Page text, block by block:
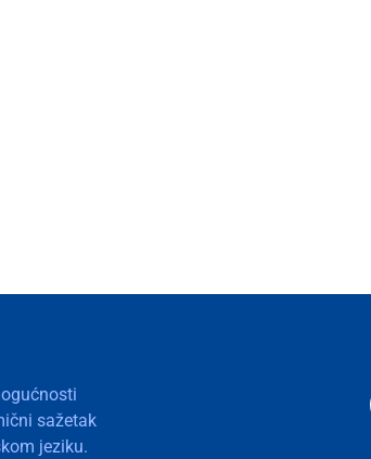
sažetak
jeziku.